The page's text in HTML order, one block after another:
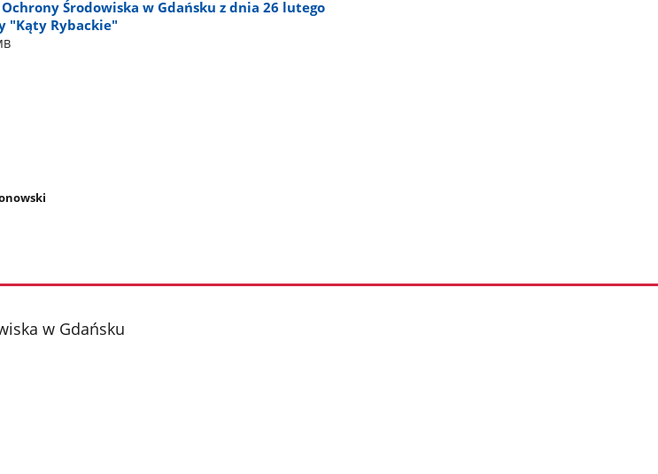
Środowiska w Gdańsku z dnia 26 lutego
"Kąty Rybackie"
w Gdańsku